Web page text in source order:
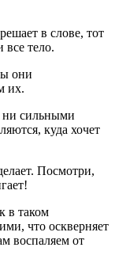
в слове, тот
тело.
они
их.
ни сильными
куда хочет
Посмотри,
в таком
что оскверняет
воспаляем от